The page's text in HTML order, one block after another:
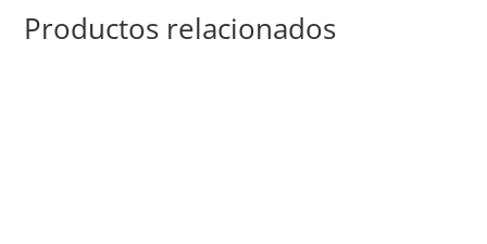
Productos relacionados